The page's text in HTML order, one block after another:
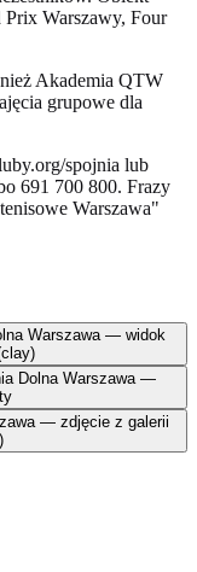
Prix Warszawy, Four
Akademia QTW
grupowe dla
spojnia lub
691 700 800. Frazy
Warszawa"